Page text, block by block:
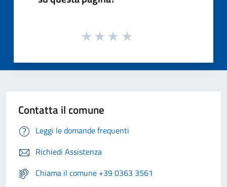
Contatta il comune
Leggi le domande frequenti
Richiedi Assistenza
Chiama il comune +39 0363 3561